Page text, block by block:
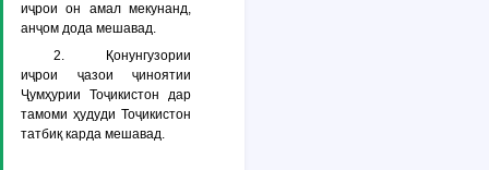
иҷрои он амал мекунанд,
анҷом дода мешавад.
2. Қонунгузории
иҷрои ҷазои ҷиноятии
Ҷумҳурии Тоҷикистон дар
тамоми ҳудуди Тоҷикистон
татбиқ карда мешавад.